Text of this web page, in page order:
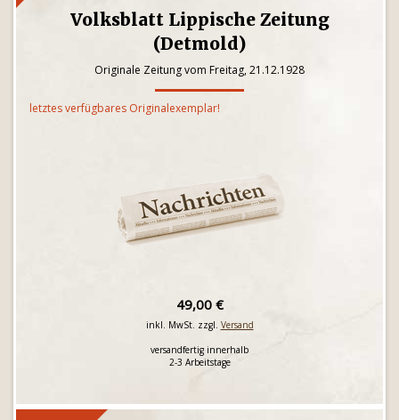
Volksblatt Lippische Zeitung
(Detmold)
Originale Zeitung vom Freitag, 21.12.1928
letztes verfügbares Originalexemplar!
49,00 €
inkl. MwSt. zzgl. Versand
versandfertig innerhalb
2-3 Arbeitstage